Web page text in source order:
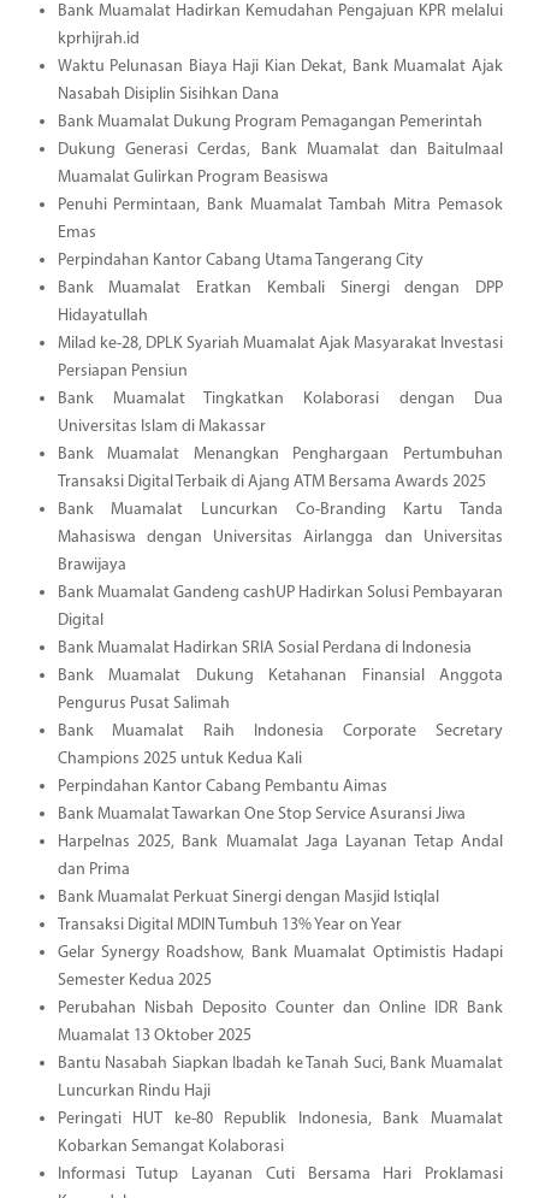
Bank Muamalat Hadirkan Kemudahan Pengajuan KPR melalui
kprhijrah.id
Waktu Pelunasan Biaya Haji Kian Dekat, Bank Muamalat Ajak
Nasabah Disiplin Sisihkan Dana
Bank Muamalat Dukung Program Pemagangan Pemerintah
Dukung Generasi Cerdas, Bank Muamalat dan Baitulmaal
Muamalat Gulirkan Program Beasiswa
Penuhi Permintaan, Bank Muamalat Tambah Mitra Pemasok
Emas
Perpindahan Kantor Cabang Utama Tangerang City
Bank Muamalat Eratkan Kembali Sinergi dengan DPP
Hidayatullah
Milad ke-28, DPLK Syariah Muamalat Ajak Masyarakat Investasi
Persiapan Pensiun
Bank Muamalat Tingkatkan Kolaborasi dengan Dua
Universitas Islam di Makassar
Bank Muamalat Menangkan Penghargaan Pertumbuhan
Transaksi Digital Terbaik di Ajang ATM Bersama Awards 2025
Bank Muamalat Luncurkan Co-Branding Kartu Tanda
Mahasiswa dengan Universitas Airlangga dan Universitas
Brawijaya
Bank Muamalat Gandeng cashUP Hadirkan Solusi Pembayaran
Digital
Bank Muamalat Hadirkan SRIA Sosial Perdana di Indonesia
Bank Muamalat Dukung Ketahanan Finansial Anggota
Pengurus Pusat Salimah
Bank Muamalat Raih Indonesia Corporate Secretary
Champions 2025 untuk Kedua Kali
Perpindahan Kantor Cabang Pembantu Aimas
Bank Muamalat Tawarkan One Stop Service Asuransi Jiwa
Harpelnas 2025, Bank Muamalat Jaga Layanan Tetap Andal
dan Prima
Bank Muamalat Perkuat Sinergi dengan Masjid Istiqlal
Transaksi Digital MDIN Tumbuh 13% Year on Year
Gelar Synergy Roadshow, Bank Muamalat Optimistis Hadapi
Semester Kedua 2025
Perubahan Nisbah Deposito Counter dan Online IDR Bank
Muamalat 13 Oktober 2025
Bantu Nasabah Siapkan Ibadah ke Tanah Suci, Bank Muamalat
Luncurkan Rindu Haji
Peringati HUT ke-80 Republik Indonesia, Bank Muamalat
Kobarkan Semangat Kolaborasi
Informasi Tutup Layanan Cuti Bersama Hari Proklamasi